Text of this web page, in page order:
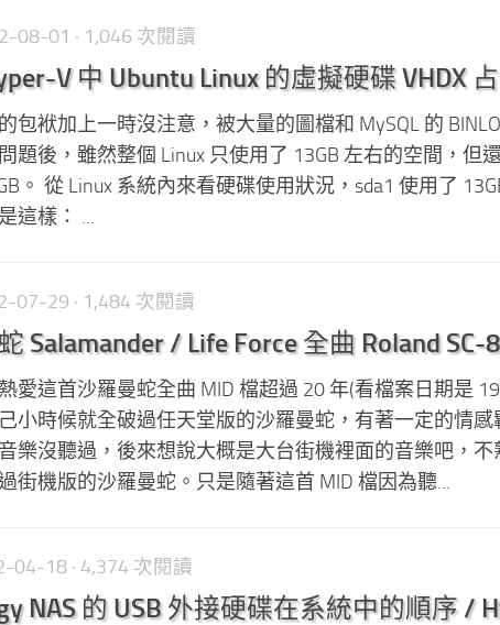
08-01 · 1,046 次閱讀
V 中 Ubuntu Linux 的虛擬硬碟 VHDX
包袱加上一時沒注意，被大量的圖檔和 MySQL 的
題後，雖然整個 Linux 只使用了 13GB 左右的空間，但
。 從 Linux 系統內來看硬碟使用狀況，sda1 使用了
這樣： ...
07-29 · 1,484 次閱讀
Salamander / Life Force 全曲 Roland SC-
愛這首沙羅曼蛇全曲 MID 檔超過 20 年(看檔案日期是
小時候就全破過任天堂版的沙羅曼蛇，有著一定的情
樂沒聽過，後來想說大概是大台街機裡面的音樂吧，
街機版的沙羅曼蛇。只是隨著這首 MID 檔因為聽...
04-18 · 4,374 次閱讀
NAS 的 USB 外接硬碟在系統中的順序 /